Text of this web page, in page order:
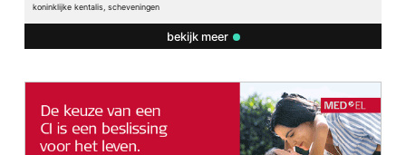
koninklijke kentalis, scheveningen
bekijk meer